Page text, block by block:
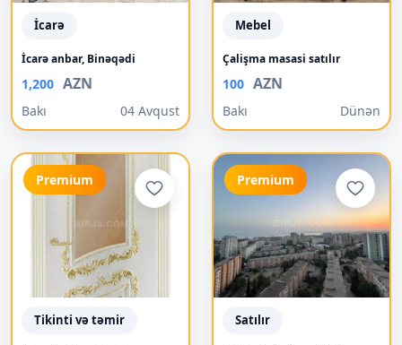
İcarə
İcarə anbar, Binəqədi
1,200 AZN
Bakı 04 Avqust
Mebel
Çalişma masasi satılır
100 AZN
Bakı Dünən
Premium
Tikinti və təmir
Premium
Satılır